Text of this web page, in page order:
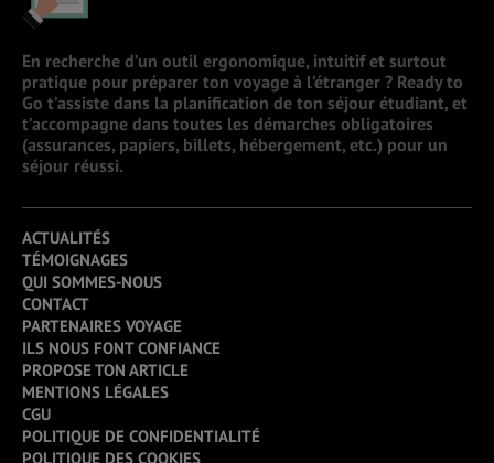
En recherche d’un outil ergonomique, intuitif et surtout
pratique pour préparer ton voyage à l’étranger ? Ready to
Go t’assiste dans la planification de ton séjour étudiant, et
t’accompagne dans toutes les démarches obligatoires
(assurances, papiers, billets, hébergement, etc.) pour un
séjour réussi.
ACTUALITÉS
TÉMOIGNAGES
QUI SOMMES-NOUS
CONTACT
PARTENAIRES VOYAGE
ILS NOUS FONT CONFIANCE
PROPOSE TON ARTICLE
MENTIONS LÉGALES
CGU
POLITIQUE DE CONFIDENTIALITÉ
POLITIQUE DES COOKIES